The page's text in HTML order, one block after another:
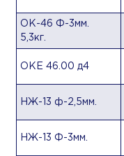
ОК-46 Ф-3мм.
5,3кг.
ОКE 46.00 д4
НЖ-13 ф-2,5мм.
НЖ-13 Ф-3мм.